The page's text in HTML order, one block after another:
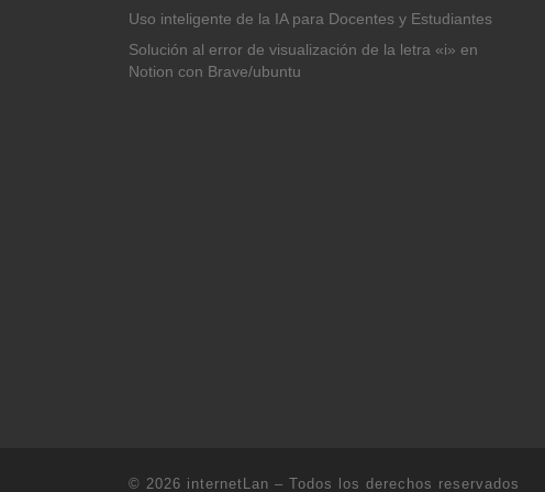
Uso inteligente de la IA para Docentes y Estudiantes
Solución al error de visualización de la letra «i» en
Notion con Brave/ubuntu
© 2026 internetLan – Todos los derechos reservados